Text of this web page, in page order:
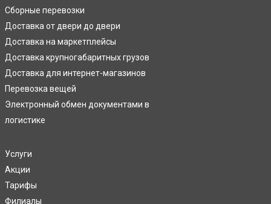
Сборные перевозки
Доставка от двери до двери
Доставка на маркетплейсы
Доставка крупногабаритных грузов
Доставка для интернет-магазинов
Перевозка вещей
Электронный обмен документами в
логистике
Услуги
Акции
Тарифы
Филиалы